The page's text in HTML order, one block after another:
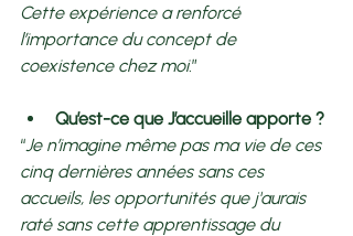
Cette expérience a renforcé
l’importance du concept de
coexistence chez moi.”
Qu’est-ce que J’accueille apporte ?
“Je n’imagine même pas ma vie de ces
cinq dernières années sans ces
accueils, les opportunités que j'aurais
raté sans cette apprentissage du